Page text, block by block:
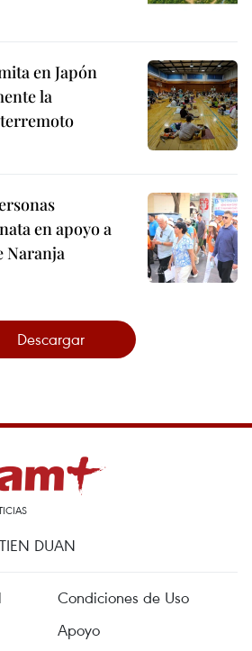
en Japón
la
en apoyo a
Naranja
Descargar
DUAN
Condiciones de Uso
Apoyo